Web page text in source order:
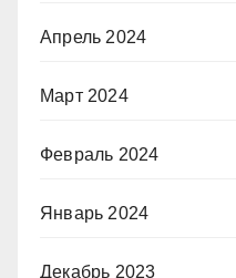
Апрель 2024
Март 2024
Февраль 2024
Январь 2024
Декабрь 2023